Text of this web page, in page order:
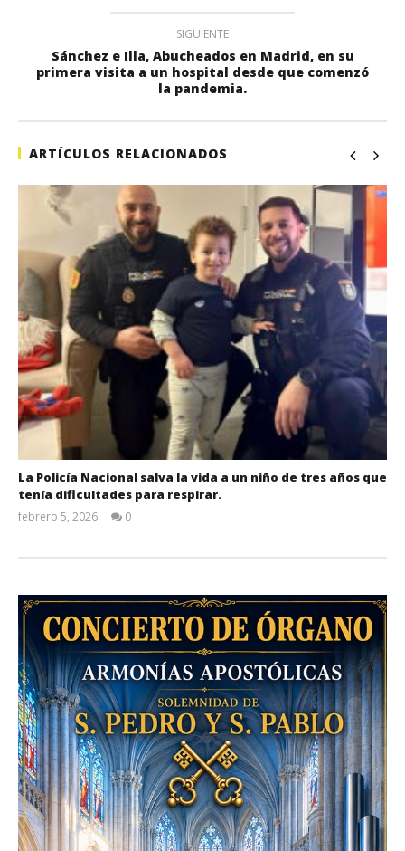
SIGUIENTE
Sánchez e Illa, Abucheados en Madrid, en su
primera visita a un hospital desde que comenzó
la pandemia.
ARTÍCULOS RELACIONADOS
La Policía Nacional salva la vida a un niño de tres años que
tenía dificultades para respirar.
febrero 5, 2026
0